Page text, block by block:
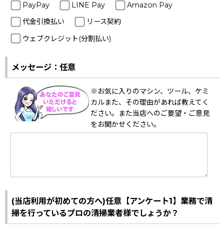
PayPay
LINE Pay
Amazon Pay
代金引換払い
リース契約
ウェブクレジット(分割払い)
メッセージ：任意
※お気に入りのマシン、ツール、ケミ
カルまた、その理由があれば教えてく
ださい。また当店へのご要望・ご意見
をお聞かせください。
(当店利用が初めての方へ)任意【アンケート1】業務で清
掃を行っているプロの清掃業者様でしょうか？